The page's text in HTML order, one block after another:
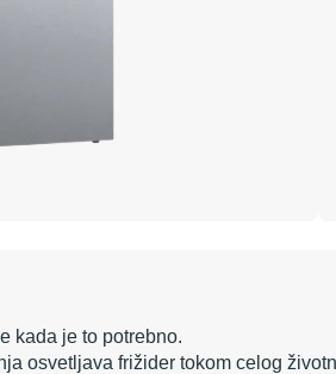
kada je to potrebno.
osvetljava frižider tokom celog